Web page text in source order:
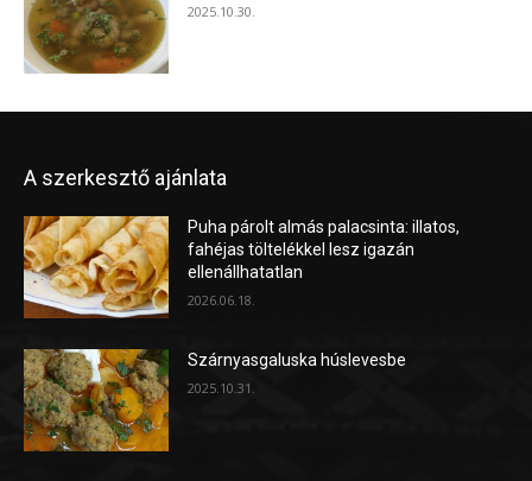
2025.10.30.
A szerkesztő ajánlata
Puha párolt almás palacsinta: illatos,
fahéjas töltelékkel lesz igazán
ellenállhatatlan
2026.06.18.
Szárnyasgaluska húslevesbe
2025.10.31.